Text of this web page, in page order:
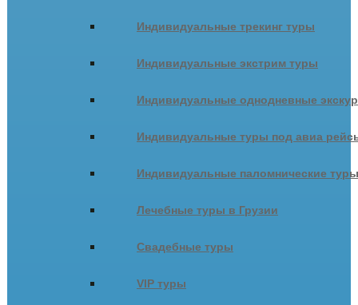
Индивидуальные трекинг туры
Индивидуальные экстрим туры
Индивидуальные однодневные
Индивидуальные туры под авиа
Индивидуальные паломнические туры
Лечебные туры в Грузии
Свадебные туры
VIP туры